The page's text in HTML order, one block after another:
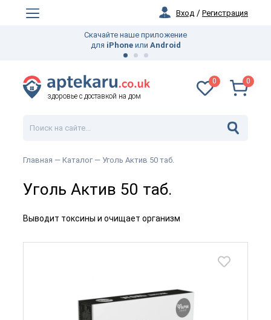
Вход / Регистрация
Скачайте наше приложение
для iPhone или Android
здоровье с доставкой на дом
0 0
Главная — Каталог — Уголь Актив 50 таб.
Уголь Актив 50 таб.
Выводит токсины и очищает организм